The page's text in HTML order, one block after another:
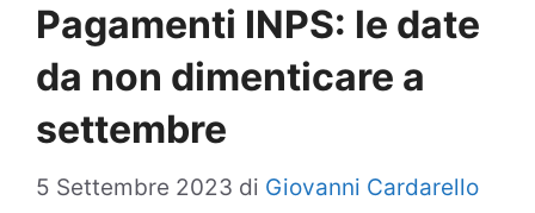
Pagamenti INPS: le date
da non dimenticare a
settembre
5 Settembre 2023 di Giovanni Cardarello